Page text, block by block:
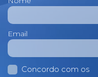
Email
Concordo com os